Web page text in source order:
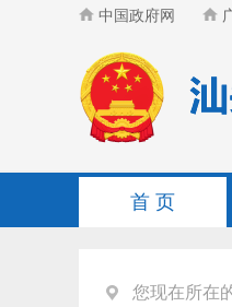
中国政府网
首 页
您现在所在